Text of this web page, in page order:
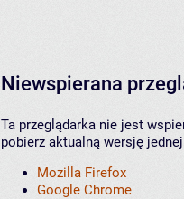
Niewspierana
Ta przeglądarka nie jest
pobierz aktualną wersję
Mozilla Firefox
Google Chrome